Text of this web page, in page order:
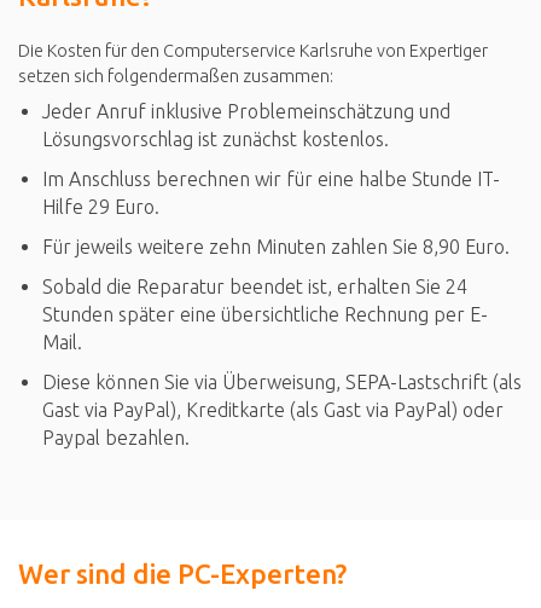
Die Kosten für den Computerservice Karlsruhe von Expertiger
setzen sich folgendermaßen zusammen:
Jeder Anruf inklusive Problemeinschätzung und
Lösungsvorschlag ist zunächst kostenlos.
Im Anschluss berechnen wir für eine halbe Stunde IT-
Hilfe 29 Euro.
Für jeweils weitere zehn Minuten zahlen Sie 8,90 Euro.
Sobald die Reparatur beendet ist, erhalten Sie 24
Stunden später eine übersichtliche Rechnung per E-
Mail.
Diese können Sie via Überweisung, SEPA-Lastschrift (als
Gast via PayPal), Kreditkarte (als Gast via PayPal) oder
Paypal bezahlen.
Wer sind die PC-Experten?